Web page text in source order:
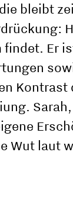
bleibt
findet. Er
Kontrast
Wut laut